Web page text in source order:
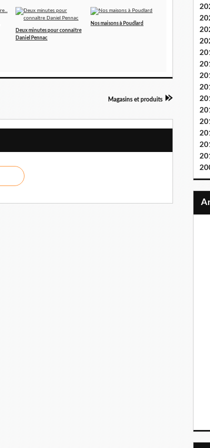
Deux minutes pour connaître
Daniel Pennac
Nos maisons à Poudlard
Magasins et produits